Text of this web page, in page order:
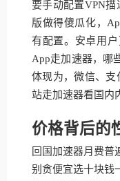
要手动配置VPN描
版做得傻瓜化，
有配置。安卓用
App走加速器，哪
体现为，微信、支
站走加速器看国内
价格背后的
回国加速器月费普
别贪便宜选十块钱